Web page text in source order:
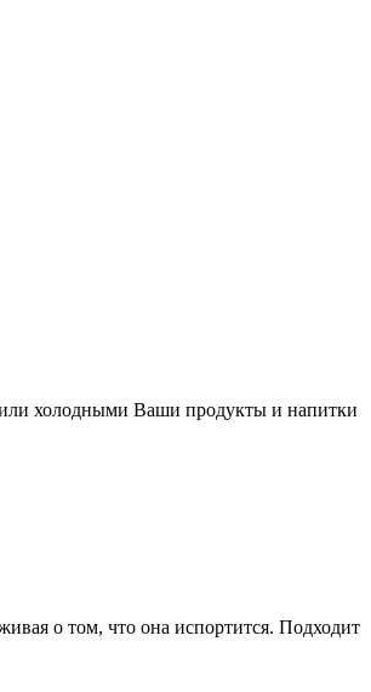
или холодными Ваши продукты и напитки
о том, что она испортится. Подходит